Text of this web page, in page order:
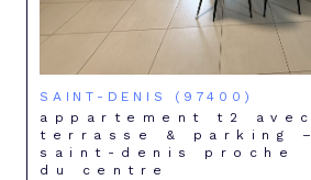
SAINT-DENIS (97400)
appartement t2 avec
terrasse & parking –
saint-denis proche
du centre